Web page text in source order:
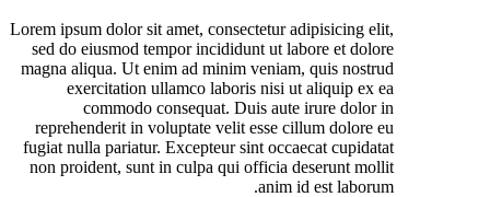
Lorem ipsum dolor sit amet, consectetur adipisicing elit,
sed do eiusmod tempor incididunt ut labore et dolore
magna aliqua. Ut enim ad minim veniam, quis nostrud
exercitation ullamco laboris nisi ut aliquip ex ea
commodo consequat. Duis aute irure dolor in
reprehenderit in voluptate velit esse cillum dolore eu
fugiat nulla pariatur. Excepteur sint occaecat cupidatat
non proident, sunt in culpa qui officia deserunt mollit
anim id est laborum.